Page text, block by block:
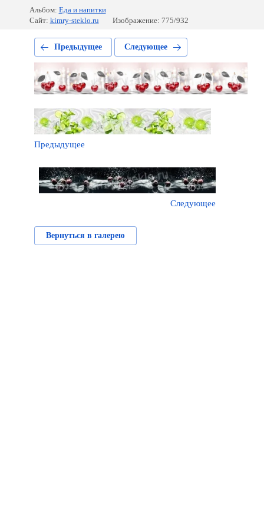
Альбом: Еда и напитки
Сайт: kimry-steklo.ru Изображение: 775/932
Предыдущее Следующее
Предыдущее
Следующее
Вернуться в галерею